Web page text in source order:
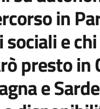
in
e
presto in
e